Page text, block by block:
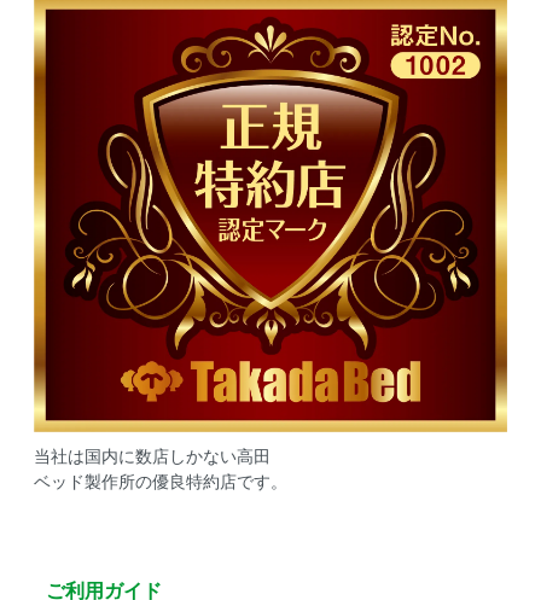
当社は国内に数店しかない高田
ベッド製作所の優良特約店です。
ご利用ガイド